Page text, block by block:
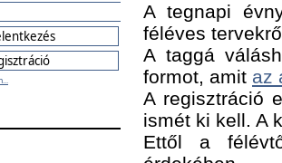
A tegnapi
féléves
A taggá
formot, amit az
A regisztráció
ismét ki kell. A
Ettől a